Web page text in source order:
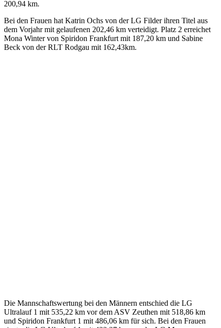
den Seniorinnen über 50 Jahre ging an die LG Ultralauf 1 mit
422,37 km vor der LG Ultralauf 2 mit 342,08 km und der LG
Mauerweg Berlin e.V. 1 mit 325,64 km.